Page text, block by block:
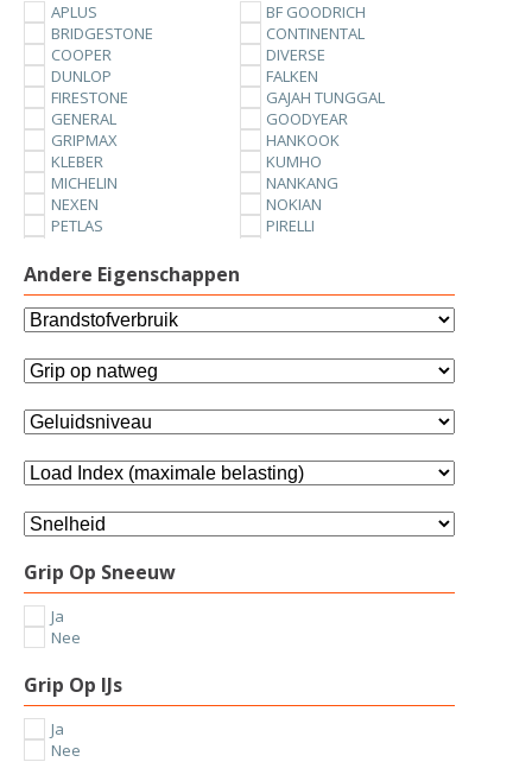
APLUS
BF GOODRICH
BRIDGESTONE
CONTINENTAL
COOPER
DIVERSE
DUNLOP
FALKEN
FIRESTONE
GAJAH TUNGGAL
GENERAL
GOODYEAR
GRIPMAX
HANKOOK
KLEBER
KUMHO
MICHELIN
NANKANG
NEXEN
NOKIAN
PETLAS
PIRELLI
UNIROYAL
YOKOHAMA
Andere Eigenschappen
Grip Op Sneeuw
Ja
Nee
Grip Op IJs
Ja
Nee